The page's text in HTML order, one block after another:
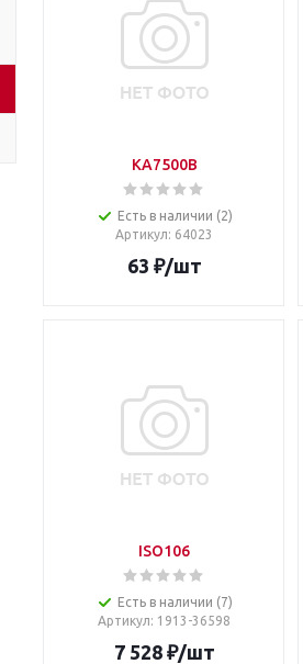
KA7500B
Есть в наличии (2)
Артикул: 64023
63 ₽/шт
ISO106
Есть в наличии (7)
Артикул: 1913-36598
7 528₽/шт